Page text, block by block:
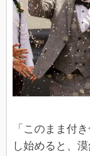
「このまま付
し始めると、